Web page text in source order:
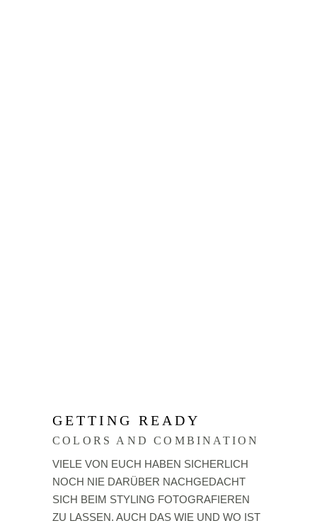
GETTING READY
COLORS AND COMBINATION
VIELE VON EUCH HABEN SICHERLICH
NOCH NIE DARÜBER NACHGEDACHT
SICH BEIM STYLING FOTOGRAFIEREN
ZU LASSEN. AUCH DAS WIE UND WO IST